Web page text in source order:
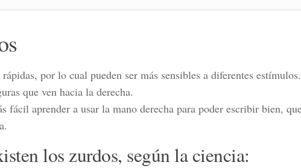
por lo cual pueden ser más sensibles a diferentes estímulos.
que ven hacia la derecha.
fácil aprender a usar la mano derecha para poder escribir bien,
los zurdos, según la ciencia: